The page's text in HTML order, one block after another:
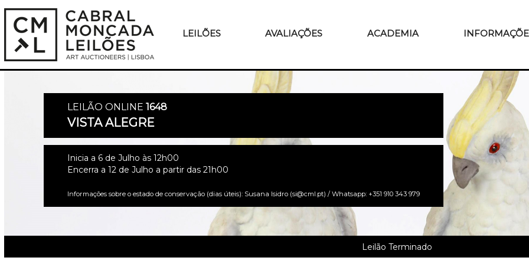
LEILÕES AVALIAÇÕES ACADEMIA
LEILÃO ONLINE 1648
VISTA ALEGRE
Inicia a 6 de Julho às 12h00
Encerra a 12 de Julho a partir das 21h00
Informações sobre o estado de conservação (dias úteis): Susana Isidro (si@cml.pt) / Whatsapp: +351 910 343 979
Leilão Terminado